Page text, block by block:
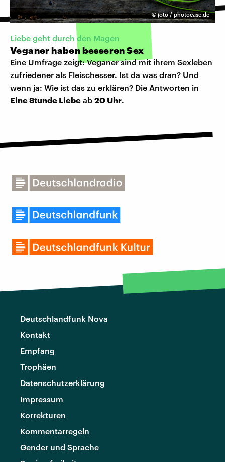
©joto / photocase.de
Liebe geht durch den Magen
Veganer haben besseren Sex
Eine Umfrage zeigt: Veganer sind mit ihrem Sexleben
zufriedener als Fleischesser. Ist da was dran? Und
wenn ja: Wie ist das zu erklären? Die Antworten in
Eine Stunde Liebe ab 20 Uhr.
Deutschlandfunk Nova
Kontakt
Empfang
Trophäen
Datenschutzerklärung
Impressum
Korrekturen
Kommentarregeln
Gender und Sprache